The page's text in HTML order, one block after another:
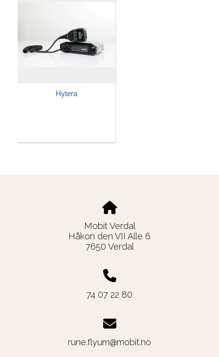
Hytera
Mobit Verdal
Håkon den VII Alle 6
7650 Verdal
74 07 22 80
rune.flyum@mobit.no